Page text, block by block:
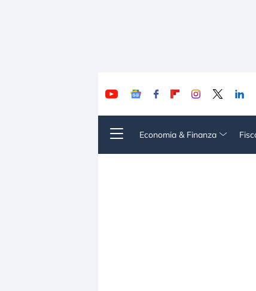
Economia & Finanza